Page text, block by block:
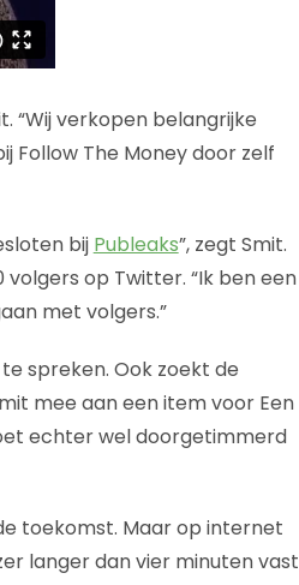
“Wij verkopen belangrijke
Follow The Money door zelf
bij Publeaks”, zegt Smit.
op Twitter. “Ik ben een
met volgers.”
spreken. Ook zoekt de
mee aan een item voor Een
echter wel doorgetimmerd
toekomst. Maar op internet
langer dan vier minuten vast